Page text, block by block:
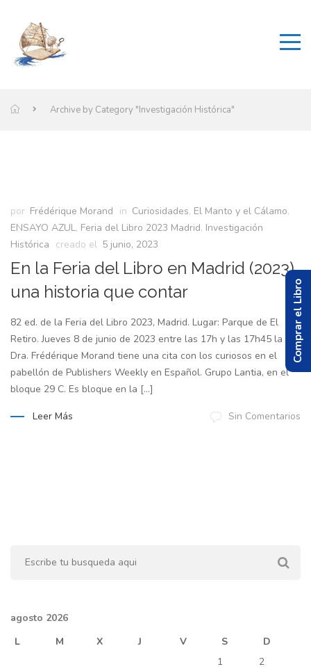
Archive by Category "Investigación Histórica"
por Frédérique Morand in Curiosidades, El Manto y el Cálamo,
ENSAYO AZUL, Feria del Libro 2023 Madrid, Investigación
Histórica creado el 5 junio, 2023
En la Feria del Libro en Madrid (2023)
una historia que contar
82 ed. de la Feria del Libro 2023, Madrid. Lugar: Parque de El
Retiro. Jueves 8 de junio de 2023 entre las 17h y las 17h45 la
Dra. Frédérique Morand tiene una cita con los curiosos en el
pabellón de Publishers Weekly en Español. Grupo Lantia, en el
bloque 29 C. Es bloque en la […]
Leer Más Sin Comentarios
agosto 2026
L
M X J V S
D
1
2
Comprar el Libro